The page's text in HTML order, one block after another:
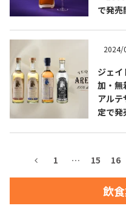
イベント一覧
お問合せ プライ
で発売
2024/
ジェイ
加・無
アル
定で発
1 … 15 16
飲